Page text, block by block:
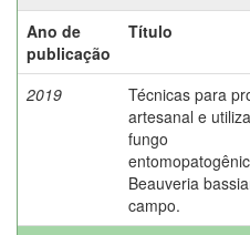
Ano de
publicação
Título
2019
Técnicas para
artesanal e
fungo
Beauveria
campo.